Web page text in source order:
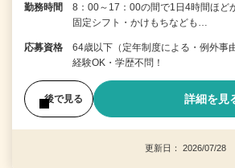
勤務時間
8：00～17：00の間で1日4時間ほど
固定シフト・かけもちなども…
応募資格
64歳以下（定年制度による・例外
経験OK・学歴不問！
後で見る 詳細を見
更新日： 2026/07/28